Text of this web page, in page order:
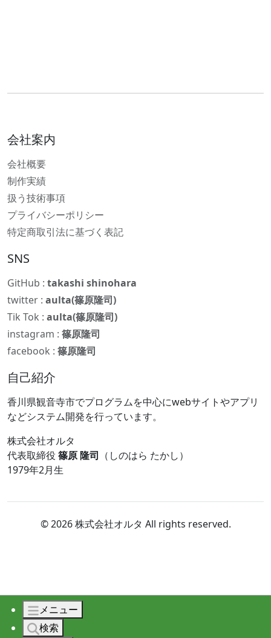
会社案内
会社概要
制作実績
扱う技術事項
プライバシーポリシー
特定商取引法に基づく表記
SNS
GitHub : takashi shinohara
twitter : aulta(篠原隆司)
Tik Tok : aulta(篠原隆司)
instagram : 篠原隆司
facebook : 篠原隆司
自己紹介
香川県観音寺市でプログラムを中心にwebサイトやアプリ
などシステム開発を行っています。
株式会社オルタ
代表取締役 篠原 隆司 （しのはら たかし）
1979年2月生
© 2026 株式会社オルタ All rights reserved.
メニュー
検索